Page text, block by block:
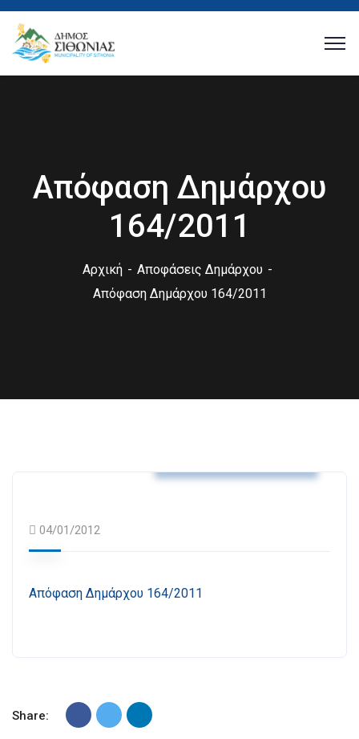
Απόφαση Δημάρχου
164/2011
Αρχική
Αποφάσεις Δημάρχου
Απόφαση Δημάρχου 164/2011
04/01/2012
Απόφαση Δημάρχου 164/2011
Share: